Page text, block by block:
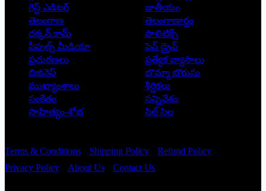
గెస్ట్ ఎడిటర్
జాతీయం
తెలంగాణ
తెలంగాణార్థం
దక్కన్.కామ్
పాలిటిక్స్
పీపుల్స్ ‌మీడియా
పెన్ డ్రైవ్
ప్రచురణలు
ప్రత్యేక వ్యాసాలు
బిజినెస్
బొమ్మా బొరుసు
ముఖ్యాంశాలు
శీర్షికలు
సంకేతం
సన్నివేశం
సాహిత్యం-శోభ
సిల్ సిల
Terms & Conditions Shipping Policy
Refund Policy
Privacy Policy
About Us Contact Us